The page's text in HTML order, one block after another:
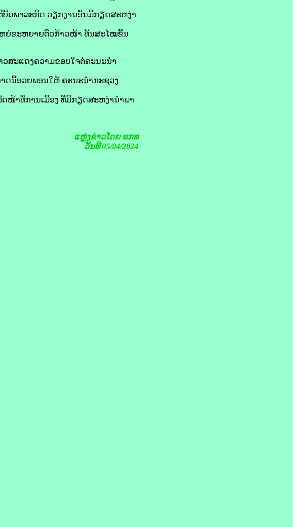
ບັດພາລະກິດ ວຽກງານອັນມີກຽດສະຫງ່າ
ຫຍ່ຂະຫຍາຍຕົວກ້າວໜ້າ ທັນສະໄໝຂຶ້ນ
ສະແດງຄວາມຂອບໃຈຕໍ່ຄະນະນໍາ
າດນີ້ອວຍພອນໃຫ້ ຄະນະນຳກະຊວງ
ໜ້າທີ່ການເມືອງ ທີ່ມີກຽດສະຫງ່ານຳພາ
ແຫຼ່ງຂ່າວໂດຍຂກທ
ວັນທີ 05/04/2024